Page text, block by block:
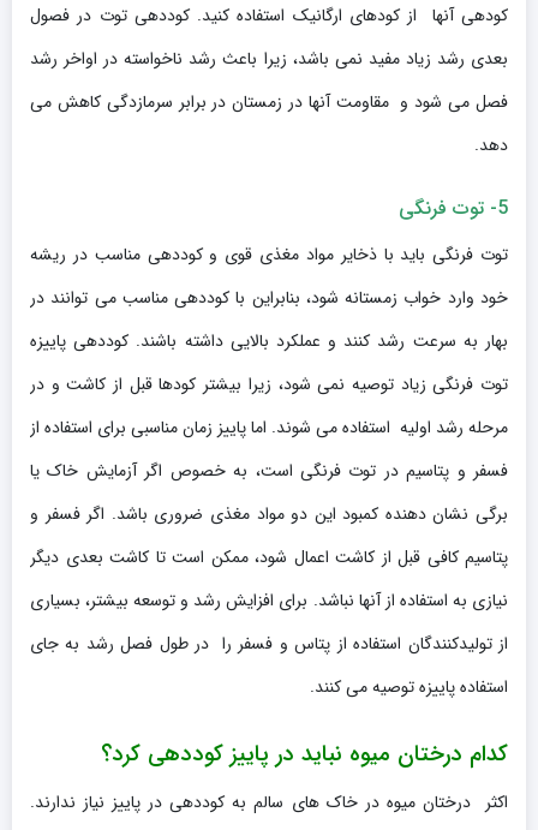
کودهی آنها از کودهای ارگانیک استفاده کنید. کوددهی توت در فصول
بعدی رشد زیاد مفید نمی باشد، زیرا باعث رشد ناخواسته در اواخر رشد
فصل می شود و مقاومت آنها در زمستان در برابر سرمازدگی کاهش می
دهد.
5- توت فرنگی
توت فرنگی باید با ذخایر مواد مغذی قوی و کوددهی مناسب در ریشه
خود وارد خواب زمستانه شود، بنابراین با کوددهی مناسب می توانند در
بهار به سرعت رشد کنند و عملکرد بالایی داشته باشند. کوددهی پاییزه
توت فرنگی زیاد توصیه نمی شود، زیرا بیشتر کودها قبل از کاشت و در
مرحله رشد اولیه استفاده می شوند. اما پاییز زمان مناسبی برای استفاده از
فسفر و پتاسیم در توت فرنگی است، به خصوص اگر آزمایش خاک یا
برگی نشان دهنده کمبود این دو مواد مغذی ضروری باشد. اگر فسفر و
پتاسیم کافی قبل از کاشت اعمال شود، ممکن است تا کاشت بعدی دیگر
نیازی به استفاده از آنها نباشد. برای افزایش رشد و توسعه بیشتر، بسیاری
از تولیدکنندگان استفاده از پتاس و فسفر را در طول فصل رشد به جای
استفاده پاییزه توصیه می کنند.
کدام درختان میوه نباید در پاییز کوددهی کرد؟
اکثر درختان میوه در خاک های سالم به کوددهی در پاییز نیاز ندارند.